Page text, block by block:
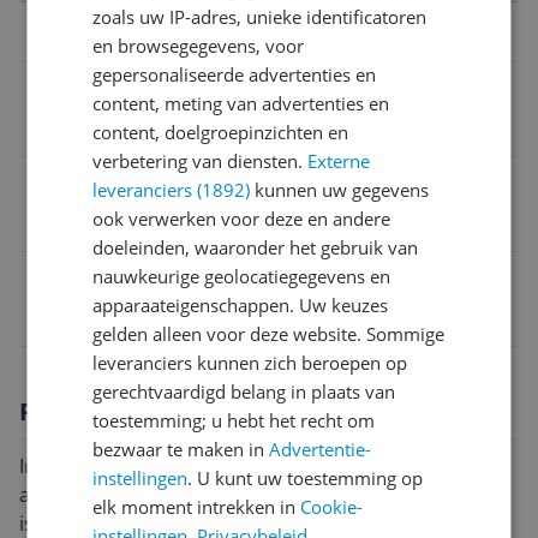
Algemeen
Diersoort
Type product
0000116032117
Productomschrijving
Inclusief plastic koffer, blad en kussen Voor glas of
acryl Het plastic vel is onderdeel van de cartridge, het
is veilig te gebruiken op glas en acryl., Gewicht:
zoals uw IP-adres, unieke identificatoren
en browsegegevens, voor
gepersonaliseerde advertenties en
content, meting van advertenties en
content, doelgroepinzichten en
verbetering van diensten. Externe
leveranciers (1892) kunnen uw gegevens
ook verwerken voor deze en andere
doeleinden, waaronder het gebruik van
nauwkeurige geolocatiegegevens en
apparaateigenschappen. Uw keuzes
gelden alleen voor deze website. Sommige
leveranciers kunnen zich beroepen op
gerechtvaardigd belang in plaats van
toestemming; u hebt het recht om
bezwaar te maken inAdvertentie-
instellingen. U kunt uw toestemming op
elk moment intrekken in Cookie-